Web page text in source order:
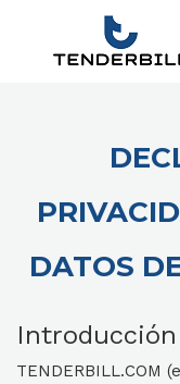
DATOS
Introducción
TENDERBILL.COM